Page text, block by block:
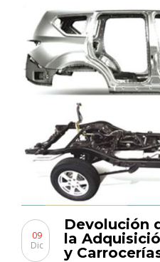
Devolución
la
y
09
Dic